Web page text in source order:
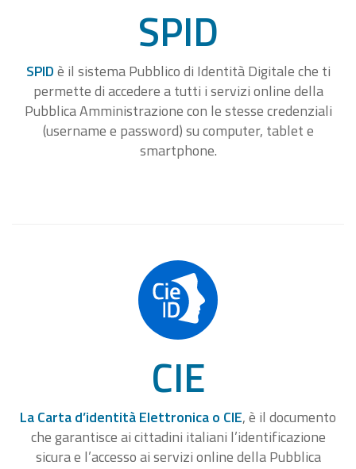
SPID
SPIDè il sistema Pubblico di Identità Digitale che ti
permette di accedere a tutti i servizi online della
Pubblica Amministrazione con le stesse credenziali
(username e password) su computer, tablet e
smartphone.
CIE
La Carta d’identità Elettronica o CIE, è il documento
che garantisce ai cittadini italiani l’identificazione
sicura e l’accesso ai servizi online della Pubblica